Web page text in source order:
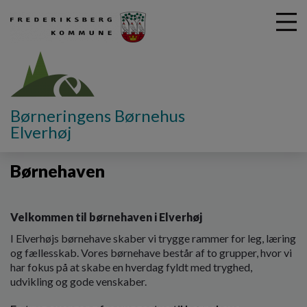
Børneringens Børnehus
Elverhøj
Vores dagtilbud
Børnehaven
Velkommen til børnehaven i Elverhøj
I Elverhøjs børnehave skaber vi trygge rammer for leg, læring
og fællesskab. Vores børnehave består af to grupper, hvor vi
har fokus på at skabe en hverdag fyldt med tryghed,
udvikling og gode venskaber.